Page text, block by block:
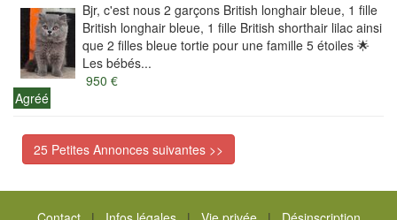
Bjr, c'est nous 2 garçons British longhair bleue, 1 fille
British longhair bleue, 1 fille British shorthair lilac ainsi
que 2 filles bleue tortie pour une famille 5 étoiles 🌟
Les bébés...
950 €
Agréé
25 Petites Annonces suivantes >>